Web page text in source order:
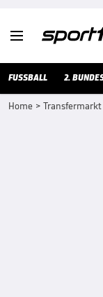

FUSSBALL 2.
Home > Transfermarkt